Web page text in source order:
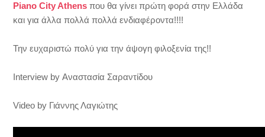
Piano City Athens που θα γίνει πρώτη φορά στην Ελλάδα
και για άλλα πολλά πολλά ενδιαφέροντα!!!!
Την ευχαριστώ πολύ για την άψογη φιλοξενία της!!
Interview by Αναστασία Σαραντίδου
Video by Γιάννης Λαγιώτης